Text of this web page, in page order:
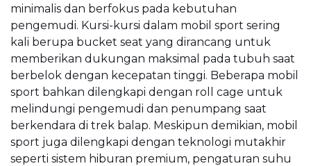
minimalis dan berfokus pada kebutuhan
pengemudi. Kursi-kursi dalam mobil sport sering
kali berupa bucket seat yang dirancang untuk
memberikan dukungan maksimal pada tubuh saat
berbelok dengan kecepatan tinggi. Beberapa mobil
sport bahkan dilengkapi dengan roll cage untuk
melindungi pengemudi dan penumpang saat
berkendara di trek balap. Meskipun demikian, mobil
sport juga dilengkapi dengan teknologi mutakhir
seperti sistem hiburan premium, pengaturan suhu